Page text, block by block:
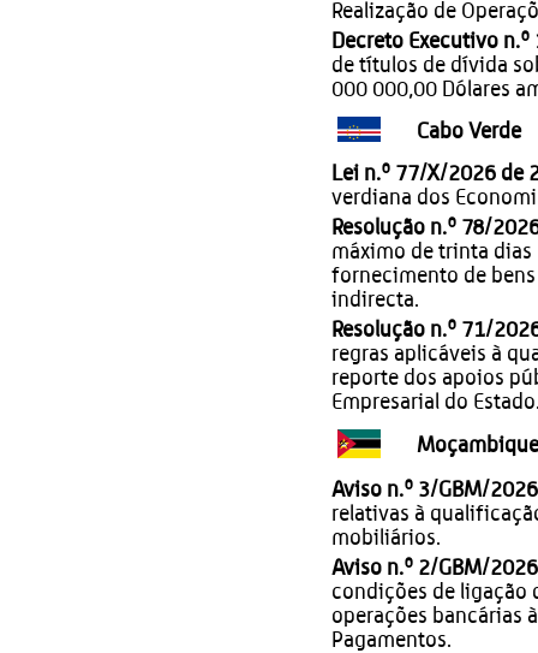
Realização de
Decreto Executivo
de títulos de dívida
000 000,00 Dólares
Cabo Verde
Lei n.º 77/X/2026 de
verdiana dos
Resolução n.º 78/
máximo de trinta
fornecimento de
indirecta.
Resolução n.º 71/
regras aplicáveis à
reporte dos apoios
Empresarial do
Aviso n.º 3/GBM/
relativas à
mobiliários.
Aviso n.º 2/GBM/
condições de ligação
operações bancárias
Pagamentos.